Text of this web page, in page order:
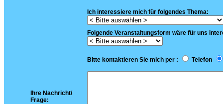
Ich interessiere mich für folgendes Thema:
Folgende Veranstaltungsform wäre für uns
Bitte kontaktieren Sie mich per : Telefon
Ihre Nachricht/
Frage: